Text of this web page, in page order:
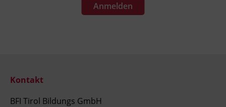
Anmelden
Kontakt
BFI Tirol Bildungs GmbH